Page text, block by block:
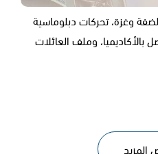
وغزة، تحركات دبلوماسية
بالأكاديميا، وملف العائلات
المزيد